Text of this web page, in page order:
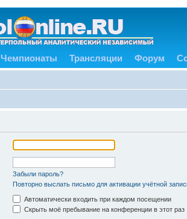
Чемпионаты Трансляции Форум
Забыли пароль?
Повторно выслать письмо для активации учётной
Автоматически входить при каждом посещении
Скрыть моё пребывание на конференции в этот раз